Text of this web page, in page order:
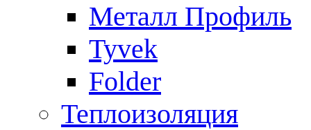
Металл Профиль
Tyvek
Folder
Теплоизоляция